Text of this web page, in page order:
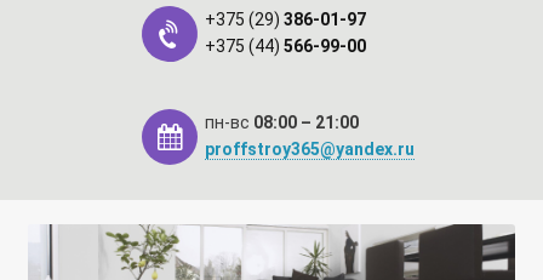
+375 (29) 386-01-97
+375 (44) 566-99-00
пн-вс 08:00 – 21:00
proffstroy365@yandex.ru
Главная